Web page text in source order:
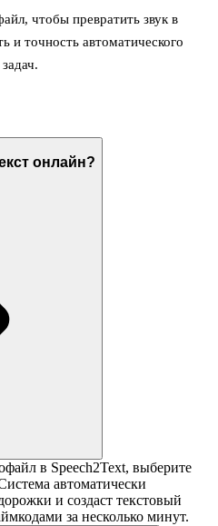
чтобы превратить звук в
и точность автоматического
онлайн?
в Speech2Text, выберите
автоматически
и создаст текстовый
за несколько минут.